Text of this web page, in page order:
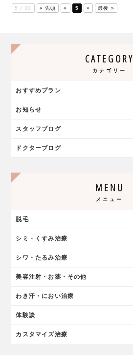
5 / 30 « 先頭 « 5 » 最後 »
CATEGORY
カテゴリー
おすすめプラン
お知らせ
スタッフブログ
ドクターブログ
MENU
メニュー
脱毛
シミ・くすみ治療
シワ・たるみ治療
美容注射・お薬・その他
わき汗・におい治療
体験談
カスタマイズ治療